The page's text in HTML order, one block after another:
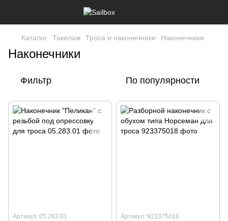
Каталог Такелаж Троса и наконечники Наконечники
Наконечники
Фильтр По популярности
Артикул: 05.283.01 Артикул: 923375018